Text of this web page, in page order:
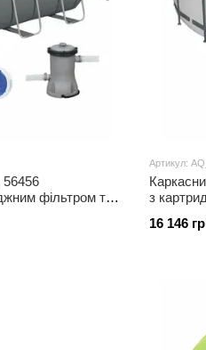
фільтром та
Артикул:
з
16 146